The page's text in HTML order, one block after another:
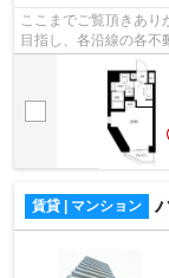
ここまでご覧頂きあり
目指し、各沿線の各不
様へ提供しております
賃貸 | マンション